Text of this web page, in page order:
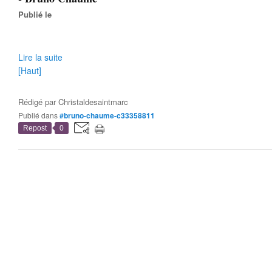
Publié le
Lire la suite
[Haut]
Rédigé parChristaldesaintmarc
Publié dans#bruno-chaume-c33358811
Repost 0